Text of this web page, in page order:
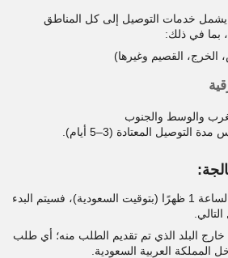
خدمات التوصيل إلى كل المناطق
بما في ذلك:
الخرج، القصيم وغيرها)
والوسط والجنوب
المعتادة (3–5 أيام).
إذا تم تقديم طلبك بعد الساعة 1 ظهرًا (بتوقيت السعودية)، فسيتم البدء
خارج البلد الذي تم تقديم الطلب منه؛ أي طلب
العربية السعودية.